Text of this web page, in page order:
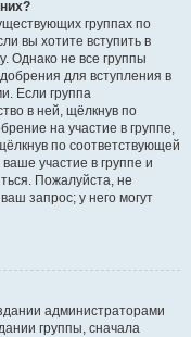
группах по
вы хотите вступить в
Однако не все группы
для вступления в
Если группа
в ней, щёлкнув по
на участие в группе,
по соответствующей
участие в группе и
Пожалуйста, не
запрос; у него могут
администраторами
группы, сначала